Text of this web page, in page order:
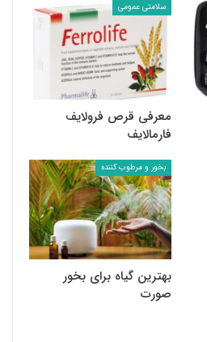
سلامتی عمومی
معرفی قرص فرولایف
فارمالایف
بخور و مرطوب کننده
بهترین گیاه برای بخور
صورت